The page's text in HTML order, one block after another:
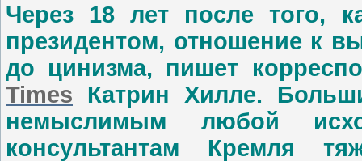
Через 18 лет после того,
президентом, отношение к
до цинизма, пишет
Times Катрин Хилле.
немыслимым любой
консультантам Кремля